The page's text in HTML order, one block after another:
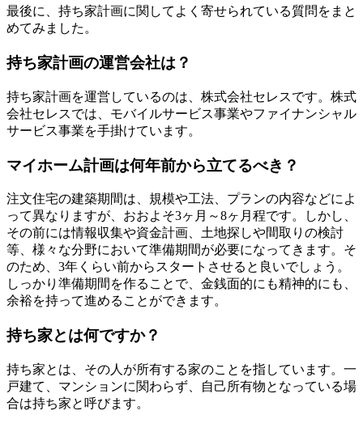
最後に、持ち家計画に関してよく寄せられている質問をまと
めてみました。
持ち家計画の運営会社は？
持ち家計画を運営しているのは、株式会社セレスです。株式
会社セレスでは、モバイルサービス事業やファイナンシャル
サービス事業を手掛けています。
マイホーム計画は何年前から立てるべき？
注文住宅の建築期間は、規模や工法、プランの内容などによ
って異なりますが、おおよそ3ヶ月～8ヶ月程です。しかし、
その前には情報収集や資金計画、土地探しや間取りの検討
等、様々な分野において準備期間が必要になってきます。そ
のため、3年くらい前からスタートさせると良いでしょう。
しっかり準備期間を作ることで、金銭面的にも精神的にも、
余裕を持って進めることができます。
持ち家とは何ですか？
持ち家とは、その人が所有する家のことを指しています。一
戸建て、マンションに関わらず、自己所有物となっている場
合は持ち家と呼びます。